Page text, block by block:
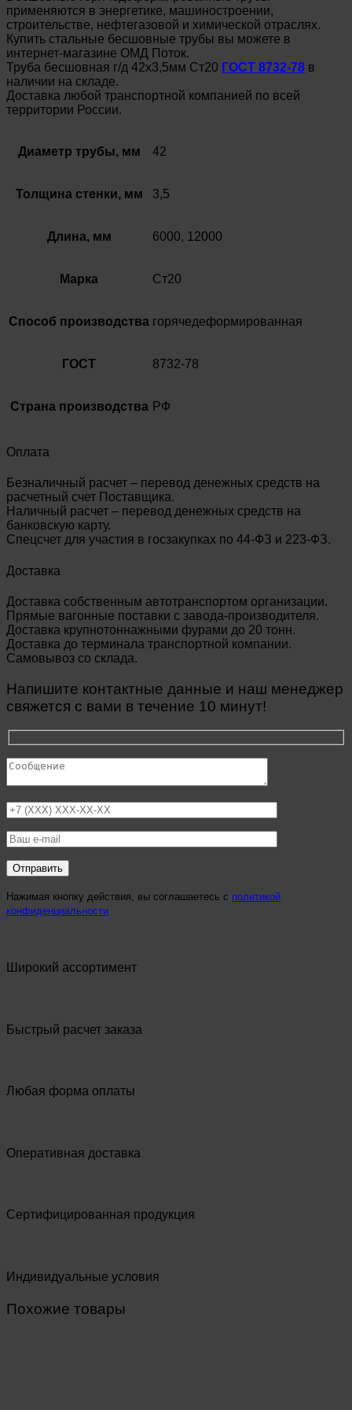
применяются в энергетике, машиностроении,
строительстве, нефтегазовой и химической отраслях.
Купить стальные бесшовные трубы вы можете в
интернет-магазине ОМД Поток.
Труба бесшовная г/д 42х3,5мм Ст20 ГОСТ 8732-78 в
наличии на складе.
Доставка любой транспортной компанией по всей
территории России.
Диаметр трубы, мм 42
Толщина стенки, мм 3,5
Длина, мм 6000, 12000
Марка Ст20
Способ производства горячедеформированная
ГОСТ 8732-78
Страна производства РФ
Оплата
Безналичный расчет – перевод денежных средств на
расчетный счет Поставщика.
Наличный расчет – перевод денежных средств на
банковскую карту.
Спецсчет для участия в госзакупках по 44-ФЗ и 223-ФЗ.
Доставка
Доставка собственным автотранспортом организации.
Прямые вагонные поставки с завода-производителя.
Доставка крупнотоннажными фурами до 20 тонн.
Доставка до терминала транспортной компании.
Самовывоз со склада.
Напишите контактные данные и наш менеджер
свяжется с вами в течение 10 минут!
Нажимая кнопку действия, вы соглашаетесь с политикой
конфиденциальности
Широкий ассортимент
Быстрый расчет заказа
Любая форма оплаты
Оперативная доставка
Сертифицированная продукция
Индивидуальные условия
Похожие товары